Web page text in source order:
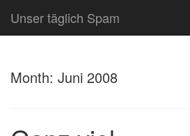
Unser täglich Spam
Month: Juni 2008